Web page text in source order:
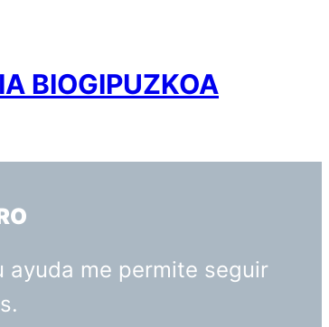
BIOGIPUZKOA
ayuda me permite seguir